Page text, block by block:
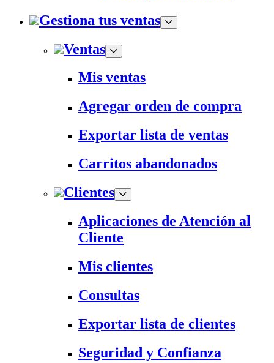
Gestiona tus ventas
Ventas
Mis ventas
Agregar orden de compra
Exportar lista de ventas
Carritos abandonados
Clientes
Aplicaciones de Atención al
Cliente
Mis clientes
Consultas
Exportar lista de clientes
Seguridad y Confianza